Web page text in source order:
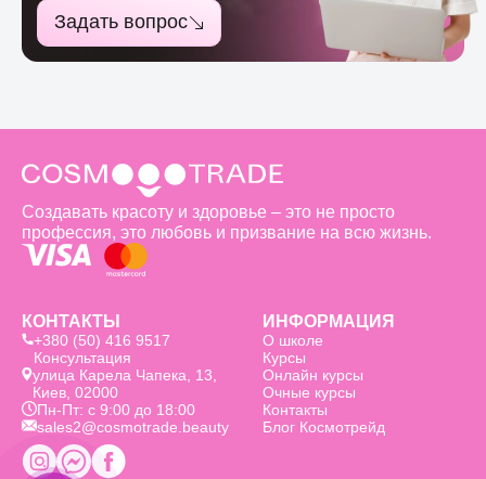
Задать вопрос
Создавать красоту и здоровье – это не просто
профессия, это любовь и призвание на всю жизнь.
КОНТАКТЫ
+380 (50) 416 9517
Консультация
улица Карела Чапека, 13,
Киев, 02000
Пн-Пт: с 9:00 до 18:00
sales2@cosmotrade.beauty
ИНФОРМАЦИЯ
О школе
Курсы
Онлайн курсы
Очные курсы
Контакты
Блог Космотрейд